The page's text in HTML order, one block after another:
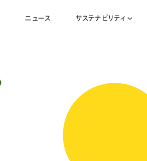
ニュース サステナビリティ